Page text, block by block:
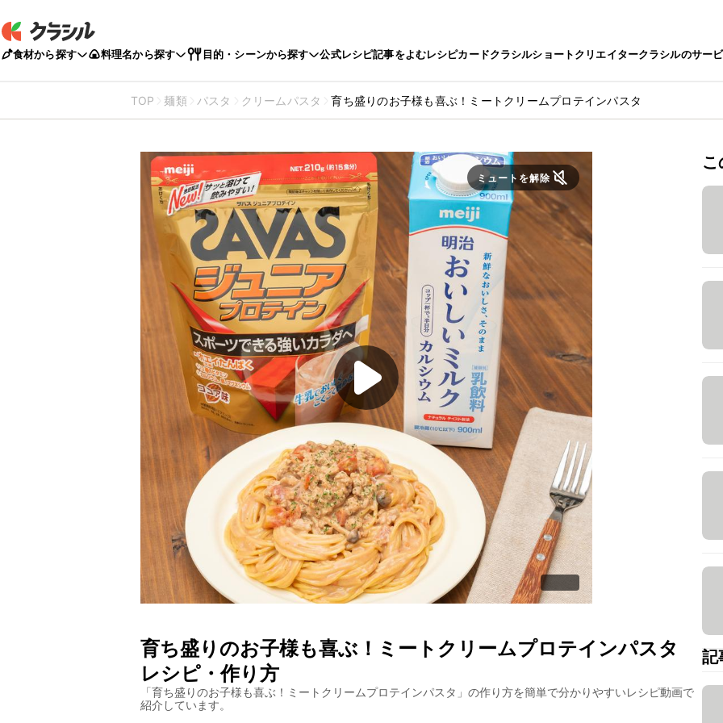
食材から探す 料理名から探す 目的・シーンから探す 公式レシピ記事をよむレシピカードクラシルショートクリエイタークラシルのサー
TOP 麺類 パスタ クリームパスタ 育ち盛りのお子様も喜ぶ！ミートクリームプロテインパスタ
ミュートを解除
育ち盛りのお子様も喜ぶ！ミートクリームプロテインパスタ
レシピ・作り方
「育ち盛りのお子様も喜ぶ！ミートクリームプロテインパスタ 」の作り方を簡単で分かりやすいレシピ動画で
紹介しています。
記